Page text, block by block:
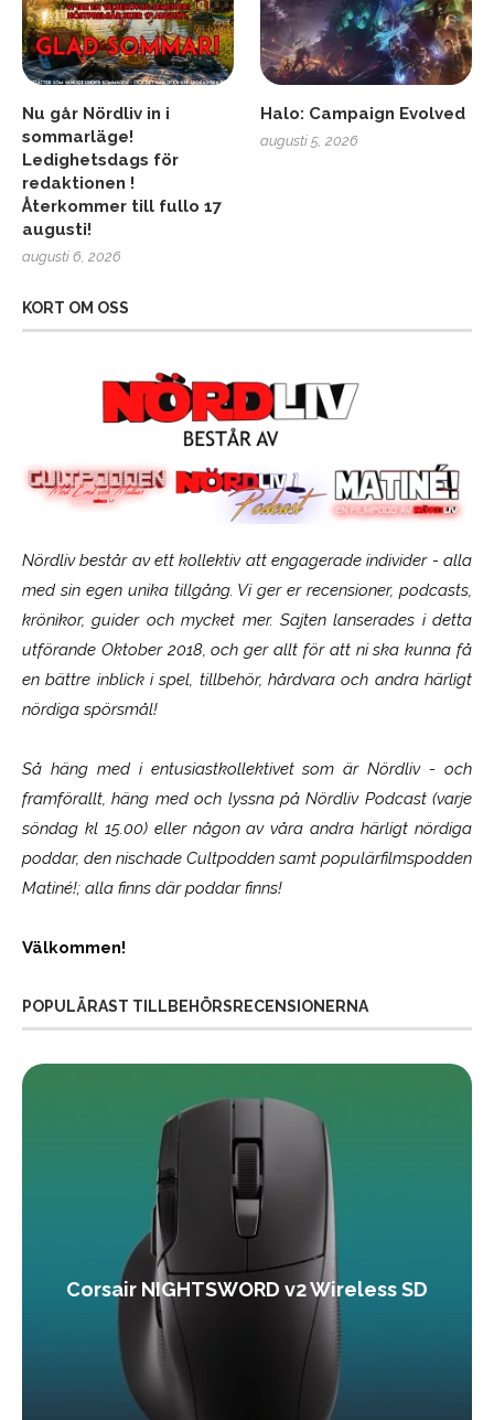
Nu går Nördliv in i
sommarläge!
Ledighetsdags för
redaktionen !
Återkommer till fullo 17
augusti!
augusti 6, 2026
Halo: Campaign Evolved
augusti 5, 2026
KORT OM OSS
Nördliv består av ett kollektiv att engagerade individer - alla
med sin egen unika tillgång. Vi ger er recensioner, podcasts,
krönikor, guider och mycket mer. Sajten lanserades i detta
utförande Oktober 2018, och ger allt för att ni ska kunna få
en bättre inblick i spel, tillbehör, hårdvara och andra härligt
nördiga spörsmål!
Så häng med i entusiastkollektivet som ärNördliv- och
framförallt, häng med och lyssna på Nördliv Podcast (varje
söndag kl 15.00) eller någon av våra andra härligt nördiga
poddar, den nischade Cultpodden samt populärfilmspodden
Matiné!; alla finns där poddar finns!
Välkommen!
POPULÄRAST TILLBEHÖRSRECENSIONERNA
Corsair NIGHTSWORD v2 Wireless SD